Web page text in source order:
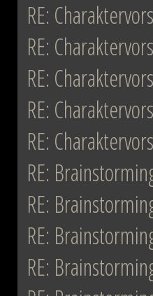
RE:
RE:
RE:
RE:
RE:
RE:
RE:
RE:
RE: